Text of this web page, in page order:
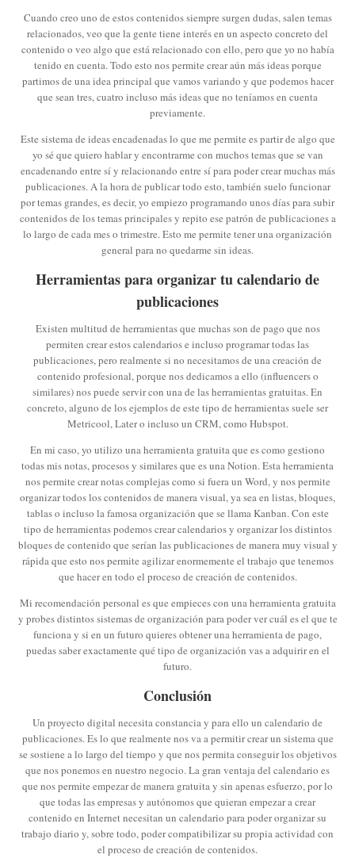
Cuando creo uno de estos contenidos siempre surgen dudas, salen temas
relacionados, veo que la gente tiene interés en un aspecto concreto del
contenido o veo algo que está relacionado con ello, pero que yo no había
tenido en cuenta. Todo esto nos permite crear aún más ideas porque
partimos de una idea principal que vamos variando y que podemos hacer
que sean tres, cuatro incluso más ideas que no teníamos en cuenta
previamente.
Este sistema de ideas encadenadas lo que me permite es partir de algo que
yo sé que quiero hablar y encontrarme con muchos temas que se van
encadenando entre sí y relacionando entre sí para poder crear muchas más
publicaciones. A la hora de publicar todo esto, también suelo funcionar
por temas grandes, es decir, yo empiezo programando unos días para subir
contenidos de los temas principales y repito ese patrón de publicaciones a
lo largo de cada mes o trimestre. Esto me permite tener una organización
general para no quedarme sin ideas.
Herramientas para organizar tu calendario de
publicaciones
Existen multitud de herramientas que muchas son de pago que nos
permiten crear estos calendarios e incluso programar todas las
publicaciones, pero realmente si no necesitamos de una creación de
contenido profesional, porque nos dedicamos a ello (influencers o
similares) nos puede servir con una de las herramientas gratuitas. En
concreto, alguno de los ejemplos de este tipo de herramientas suele ser
Metricool, Later o incluso un CRM, como Hubspot.
En mi caso, yo utilizo una herramienta gratuita que es como gestiono
todas mis notas, procesos y similares que es una Notion. Esta herramienta
nos permite crear notas complejas como si fuera un Word, y nos permite
organizar todos los contenidos de manera visual, ya sea en listas, bloques,
tablas o incluso la famosa organización que se llama Kanban. Con este
tipo de herramientas podemos crear calendarios y organizar los distintos
bloques de contenido que serían las publicaciones de manera muy visual y
rápida que esto nos permite agilizar enormemente el trabajo que tenemos
que hacer en todo el proceso de creación de contenidos.
Mi recomendación personal es que empieces con una herramienta gratuita
y probes distintos sistemas de organización para poder ver cuál es el que te
funciona y si en un futuro quieres obtener una herramienta de pago,
puedas saber exactamente qué tipo de organización vas a adquirir en el
futuro.
Conclusión
Un proyecto digital necesita constancia y para ello un calendario de
publicaciones. Es lo que realmente nos va a permitir crear un sistema que
se sostiene a lo largo del tiempo y que nos permita conseguir los objetivos
que nos ponemos en nuestro negocio. La gran ventaja del calendario es
que nos permite empezar de manera gratuita y sin apenas esfuerzo, por lo
que todas las empresas y autónomos que quieran empezar a crear
contenido en Internet necesitan un calendario para poder organizar su
trabajo diario y, sobre todo, poder compatibilizar su propia actividad con
el proceso de creación de contenidos.